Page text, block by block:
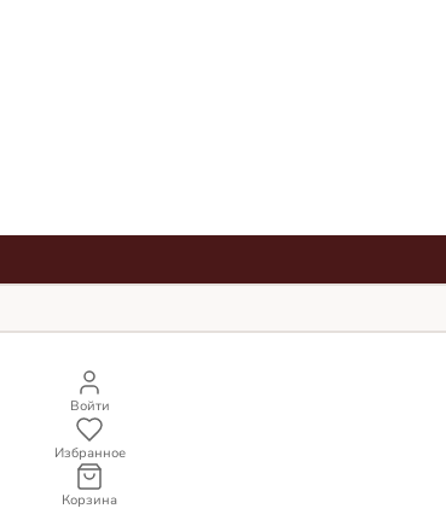
Войти
Избранное
Корзина